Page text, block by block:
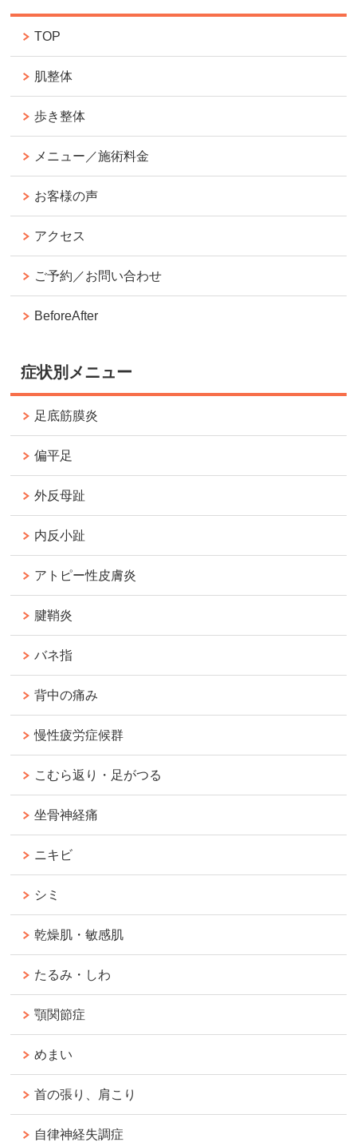
TOP
肌整体
歩き整体
メニュー／施術料金
お客様の声
アクセス
ご予約／お問い合わせ
BeforeAfter
症状別メニュー
足底筋膜炎
偏平足
外反母趾
内反小趾
アトピー性皮膚炎
腱鞘炎
バネ指
背中の痛み
慢性疲労症候群
こむら返り・足がつる
坐骨神経痛
ニキビ
シミ
乾燥肌・敏感肌
たるみ・しわ
顎関節症
めまい
首の張り、肩こり
自律神経失調症